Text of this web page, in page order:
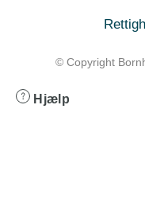
© Copyright
Hjælp